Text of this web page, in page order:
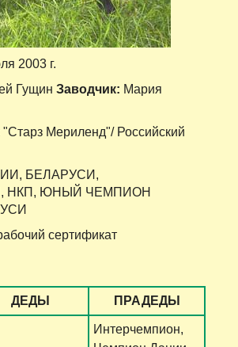
2003 г.
Гущин Заводчик: Мария
"Старз Мериленд"/ Российский
БЕЛАРУСИ,
НКП, ЮНЫЙ ЧЕМПИОН
сертификат
ДЕДЫ ПРАДЕДЫ
Интерчемпион,